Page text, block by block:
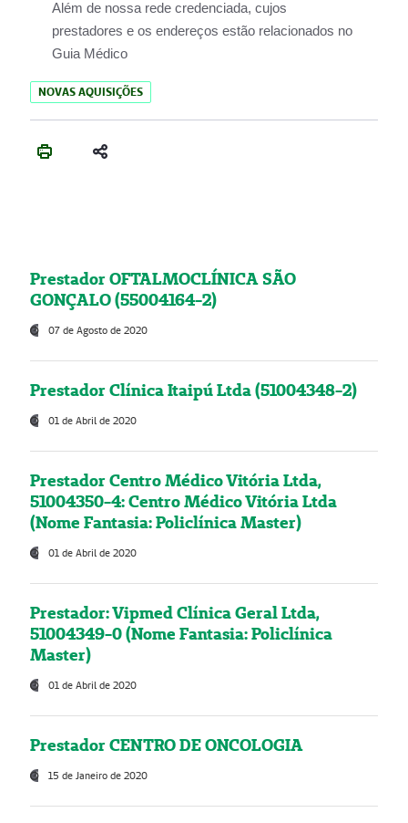
Além de nossa rede credenciada, cujos
prestadores e os endereços estão relacionados no
Guia Médico
NOVAS AQUISIÇÕES
Prestador OFTALMOCLÍNICA SÃO
GONÇALO (55004164-2)
07 de Agosto de 2020
Prestador Clínica Itaipú Ltda (51004348-2)
01 de Abril de 2020
Prestador Centro Médico Vitória Ltda,
51004350-4: Centro Médico Vitória Ltda
(Nome Fantasia: Policlínica Master)
01 de Abril de 2020
Prestador: Vipmed Clínica Geral Ltda,
51004349-0 (Nome Fantasia: Policlínica
Master)
01 de Abril de 2020
Prestador CENTRO DE ONCOLOGIA
15 de Janeiro de 2020